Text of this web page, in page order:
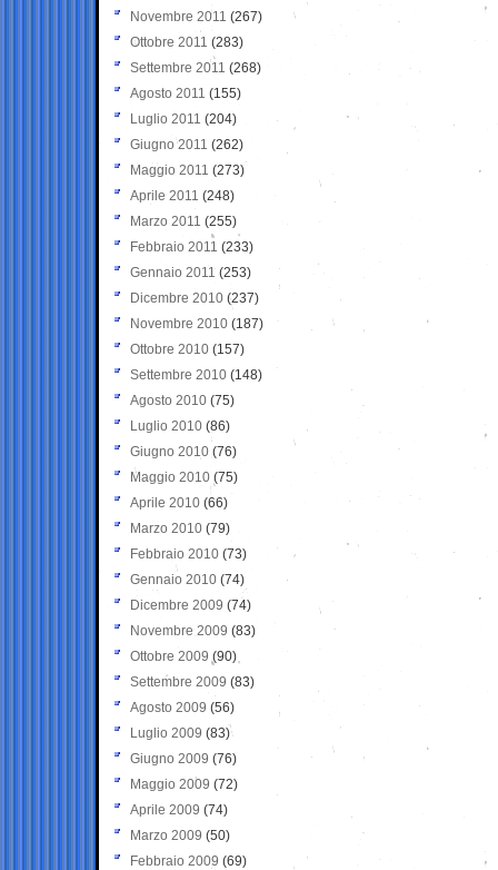
Novembre 2011 (267)
Ottobre 2011 (283)
Settembre 2011 (268)
Agosto 2011 (155)
Luglio 2011 (204)
Giugno 2011 (262)
Maggio 2011 (273)
Aprile 2011 (248)
Marzo 2011 (255)
Febbraio 2011 (233)
Gennaio 2011 (253)
Dicembre 2010 (237)
Novembre 2010 (187)
Ottobre 2010 (157)
Settembre 2010 (148)
Agosto 2010 (75)
Luglio 2010 (86)
Giugno 2010 (76)
Maggio 2010 (75)
Aprile 2010 (66)
Marzo 2010 (79)
Febbraio 2010 (73)
Gennaio 2010 (74)
Dicembre 2009 (74)
Novembre 2009 (83)
Ottobre 2009 (90)
Settembre 2009 (83)
Agosto 2009 (56)
Luglio 2009 (83)
Giugno 2009 (76)
Maggio 2009 (72)
Aprile 2009 (74)
Marzo 2009 (50)
Febbraio 2009 (69)